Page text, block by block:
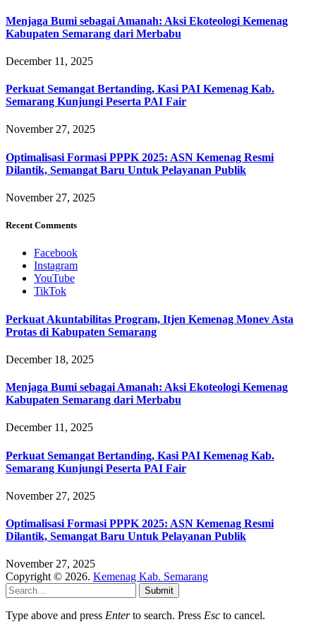
Menjaga Bumi sebagai Amanah: Aksi Ekoteologi Kemenag
Kabupaten Semarang dari Merbabu
December 11, 2025
Perkuat Semangat Bertanding, Kasi PAI Kemenag Kab.
Semarang Kunjungi Peserta PAI Fair
November 27, 2025
Optimalisasi Formasi PPPK 2025: ASN Kemenag Resmi
Dilantik, Semangat Baru Untuk Pelayanan Publik
November 27, 2025
Recent Comments
Facebook
Instagram
YouTube
TikTok
Perkuat Akuntabilitas Program, Itjen Kemenag Monev Asta
Protas di Kabupaten Semarang
December 18, 2025
Menjaga Bumi sebagai Amanah: Aksi Ekoteologi Kemenag
Kabupaten Semarang dari Merbabu
December 11, 2025
Perkuat Semangat Bertanding, Kasi PAI Kemenag Kab.
Semarang Kunjungi Peserta PAI Fair
November 27, 2025
Optimalisasi Formasi PPPK 2025: ASN Kemenag Resmi
Dilantik, Semangat Baru Untuk Pelayanan Publik
November 27, 2025
Copyright © 2026. Kemenag Kab. Semarang
Submit
Type above and press Enterto search. Press Esc to cancel.